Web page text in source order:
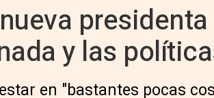
y las
en "bastantes pocas